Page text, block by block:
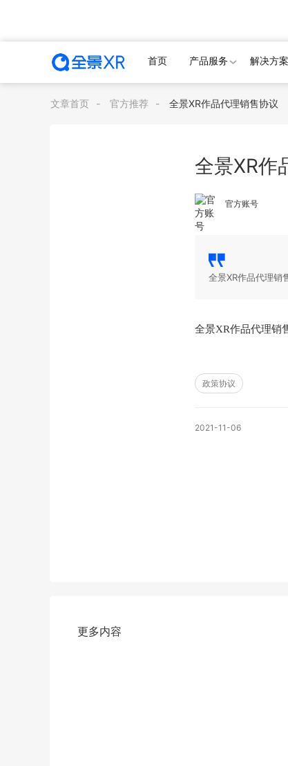
首页 产品服务 解决方案
文章首页 - 官方推荐 - 全景XR作品代理销售协议
全景XR作
官方账号
全景XR作品代理销
全景XR作品代理销
政策协议
2021-11-06
更多内容